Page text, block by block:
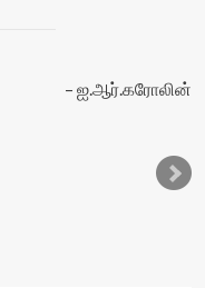
ஐ.ஆர்.கரோலின்